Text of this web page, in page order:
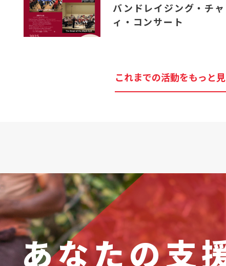
バンドレイジング・チ
ィ・コンサート
これまでの活動をもっと
あなたの支